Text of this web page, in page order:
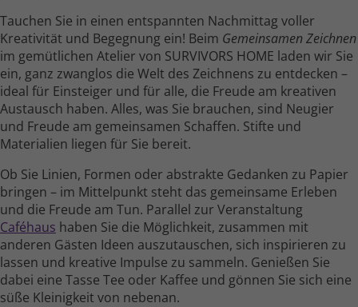
Tauchen Sie in einen entspannten Nach­mittag voller
Kreativität und Begegnung ein! Beim Gemeinsamen Zeichnen
im gemüt­lichen Atelier von SURVIVORS HOME laden wir Sie
ein, ganz zwanglos die Welt des Zeichnens zu entdecken –
ideal für Einsteiger und für alle, die Freude am kreativen
Austausch haben. Alles, was Sie brauchen, sind Neugier
und Freude am gemein­samen Schaffen. Stifte und
Materialien liegen für Sie bereit.
Ob Sie Linien, Formen oder abstrakte Gedanken zu Papier
bringen – im Mittel­punkt steht das gemein­same Erleben
und die Freude am Tun. Parallel zur Veranstaltung
Caféhaus haben Sie die Möglichkeit, zusammen mit
anderen Gästen Ideen auszu­tauschen, sich inspirieren zu
lassen und kreative Impulse zu sammeln. Genießen Sie
dabei eine Tasse Tee oder Kaffee und gönnen Sie sich eine
süße Kleinig­keit von nebenan.